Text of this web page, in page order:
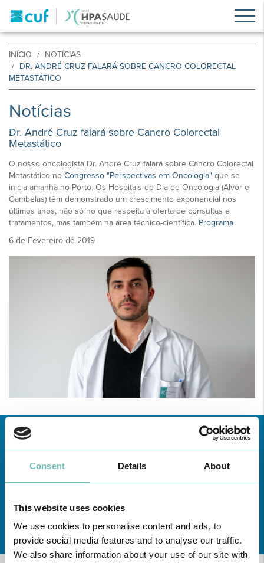
Consent Details About
This website uses cookies
We use cookies to personalise content and ads, to
provide social media features and to analyse our traffic.
We also share information about your use of our site with
INÍCIO
NOTÍCIAS
DR. ANDRÉ CRUZ FALARÁ SOBRE CANCRO COLORECTAL
METASTÁTICO
Notícias
Dr. André Cruz falará sobre Cancro Colorectal
Metastático
O nosso oncologista Dr. André Cruz falará sobre Cancro Colorectal
Metastático no Congresso "Perspectivas em Oncologia" que se
inicia amanhã no Porto. Os Hospitais de Dia de Oncologia (Alvor e
Gambelas) têm demonstrado um crescimento exponencial nos
últimos anos, não só no que respeita à oferta de consultas e
tratamentos, mas também na área técnico-científica. Programa
6 de Fevereiro de 2019
Conheça todas as Unidades de saúde CUFaqui